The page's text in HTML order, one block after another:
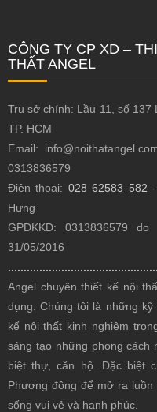
CÔNG TY CP XD –
THẤT ANGEL
Trụ sở chính: Lầu 11, số 137
TP. HCM
Email:
0313836579
Điện thoại: 028 62583 582
Hưng
GPDKKD: 0313836579
31/05/2016
Angel chuyên thiết kế nội
dụng. Chúng tôi là những
kế nội thất kinh nghiệm
sáng tạo những phong cách
biệt thự, căn hộ. Đặc biệt
Phương đông để mở ra
sống vui vẻ và hạnh phúc.